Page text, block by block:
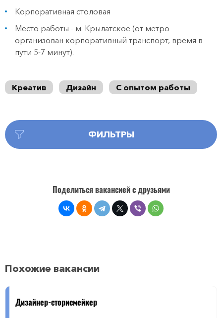
Корпоративная столовая
Место работы - м. Крылатское (от метро
организован корпоративный транспорт, время в
пути 5-7 минут).
Креатив Дизайн С опытом работы
ФИЛЬТРЫ
Поделиться вакансией с друзьями
Похожие вакансии
Дизайнер-сторисмейкер